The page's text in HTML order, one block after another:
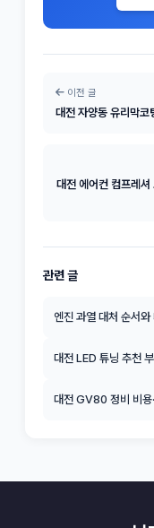
이전 글
대전 자양동 유리막코
대전 에어컨 컴프레
관련 글
엔진 과열 대처 순서
대전 LED 튜닝 추천
대전 GV80 정비 비용